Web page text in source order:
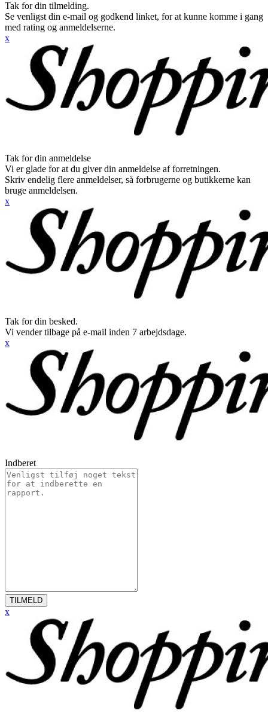
Tak for din tilmelding.
Se venligst din e-mail og godkend linket, for at kunne komme i gang
med rating og anmeldelserne.
x
Tak for din anmeldelse
Vi er glade for at du giver din anmeldelse af forretningen.
Skriv endelig flere anmeldelser, så forbrugerne og butikkerne kan
bruge anmeldelsen.
x
Tak for din besked.
Vi vender tilbage på e-mail inden 7 arbejdsdage.
x
Indberet
TILMELD
x